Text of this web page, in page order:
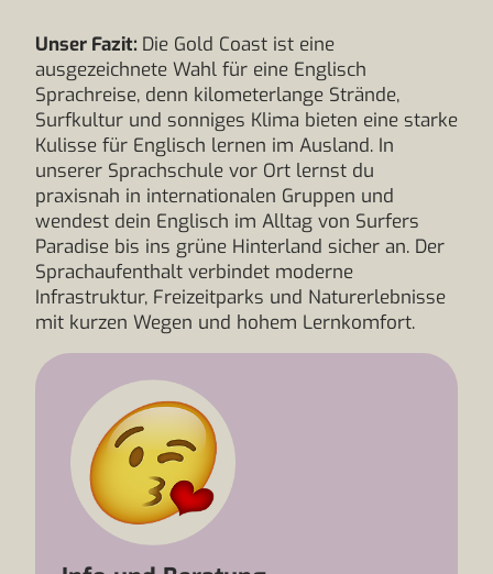
Unser Fazit: Die Gold Coast ist eine
ausgezeichnete Wahl für eine Englisch
Sprachreise, denn kilometerlange Strände,
Surfkultur und sonniges Klima bieten eine starke
Kulisse für Englisch lernen im Ausland. In
unserer Sprachschule vor Ort lernst du
praxisnah in internationalen Gruppen und
wendest dein Englisch im Alltag von Surfers
Paradise bis ins grüne Hinterland sicher an. Der
Sprachaufenthalt verbindet moderne
Infrastruktur, Freizeitparks und Naturerlebnisse
mit kurzen Wegen und hohem Lernkomfort.